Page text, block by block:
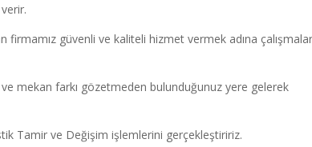
firmamız güvenli ve kaliteli hizmet vermek adına
mekan farkı gözetmeden bulunduğunuz yere gelerek
Tamir ve Değişim işlemlerini gerçekleştiririz.